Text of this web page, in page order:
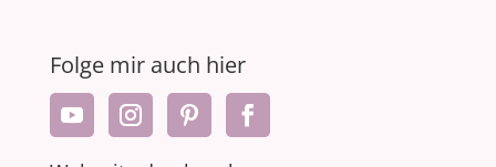
Folge mir auch hier